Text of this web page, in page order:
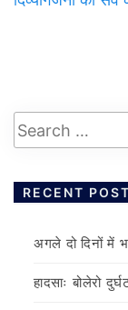
RECENT
अगले दो दिनों में
हादसाः बोलेरो